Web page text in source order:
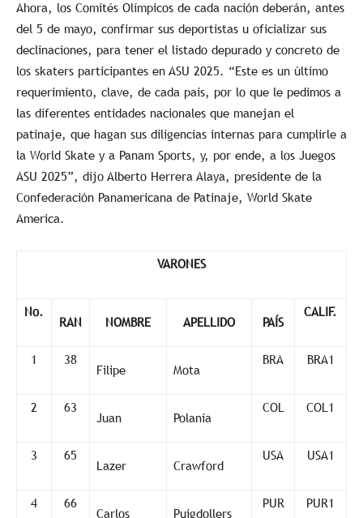
Ahora, los Comités Olímpicos de cada nación deberán, antes
del 5 de mayo, confirmar sus deportistas u oficializar sus
declinaciones, para tener el listado depurado y concreto de
los skaters participantes en ASU 2025. “Este es un último
requerimiento, clave, de cada país, por lo que le pedimos a
las diferentes entidades nacionales que manejan el
patinaje, que hagan sus diligencias internas para cumplirle a
la World Skate y a Panam Sports, y, por ende, a los Juegos
ASU 2025”, dijo Alberto Herrera Alaya, presidente de la
Confederación Panamericana de Patinaje, World Skate
America.
VARONES
No.
RAN NOMBRE APELLIDO PAÍS
CALIF.
1 38
Filipe Mota
BRA BRA1
2 63
Juan Polanía
COL COL1
3 65
Lazer Crawford
USA USA1
4 66
Carlos Puigdollers
PUR PUR1